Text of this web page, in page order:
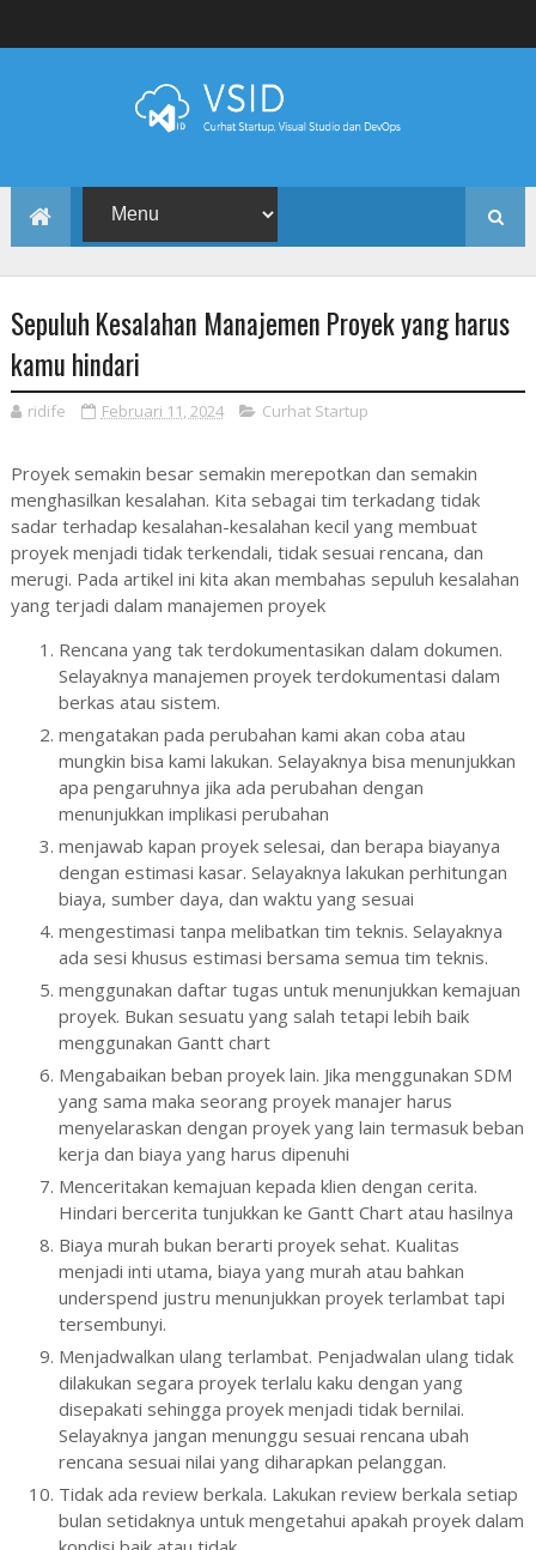
Sepuluh Kesalahan Manajemen Proyek yang harus
kamu hindari
ridife Februari 11, 2024 Curhat Startup
Proyek semakin besar semakin merepotkan dan semakin
menghasilkan kesalahan. Kita sebagai tim terkadang tidak
sadar terhadap kesalahan-kesalahan kecil yang membuat
proyek menjadi tidak terkendali, tidak sesuai rencana, dan
merugi. Pada artikel ini kita akan membahas sepuluh kesalahan
yang terjadi dalam manajemen proyek
Rencana yang tak terdokumentasikan dalam dokumen.
Selayaknya manajemen proyek terdokumentasi dalam
berkas atau sistem.
mengatakan pada perubahan kami akan coba atau
mungkin bisa kami lakukan. Selayaknya bisa menunjukkan
apa pengaruhnya jika ada perubahan dengan
menunjukkan implikasi perubahan
menjawab kapan proyek selesai, dan berapa biayanya
dengan estimasi kasar. Selayaknya lakukan perhitungan
biaya, sumber daya, dan waktu yang sesuai
mengestimasi tanpa melibatkan tim teknis. Selayaknya
ada sesi khusus estimasi bersama semua tim teknis.
menggunakan daftar tugas untuk menunjukkan kemajuan
proyek. Bukan sesuatu yang salah tetapi lebih baik
menggunakan Gantt chart
Mengabaikan beban proyek lain. Jika menggunakan SDM
yang sama maka seorang proyek manajer harus
menyelaraskan dengan proyek yang lain termasuk beban
kerja dan biaya yang harus dipenuhi
Menceritakan kemajuan kepada klien dengan cerita.
Hindari bercerita tunjukkan ke Gantt Chart atau hasilnya
Biaya murah bukan berarti proyek sehat. Kualitas
menjadi inti utama, biaya yang murah atau bahkan
underspend justru menunjukkan proyek terlambat tapi
tersembunyi.
Menjadwalkan ulang terlambat. Penjadwalan ulang tidak
dilakukan segara proyek terlalu kaku dengan yang
disepakati sehingga proyek menjadi tidak bernilai.
Selayaknya jangan menunggu sesuai rencana ubah
rencana sesuai nilai yang diharapkan pelanggan.
Tidak ada review berkala. Lakukan review berkala setiap
bulan setidaknya untuk mengetahui apakah proyek dalam